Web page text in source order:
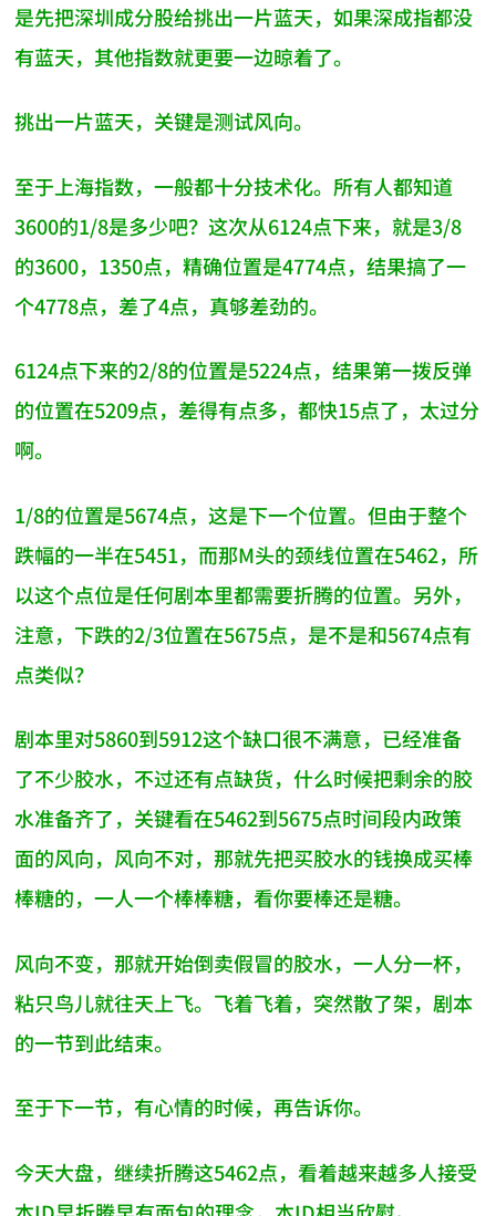
是先把深圳成分股给挑出一片蓝天，如果深成指都没
有蓝天，其他指数就更要一边晾着了。
挑出一片蓝天，关键是测试风向。
至于上海指数，一般都十分技术化。所有人都知道
3600的1/8是多少吧？这次从6124点下来，就是3/8
的3600，1350点，精确位置是4774点，结果搞了一
个4778点，差了4点，真够差劲的。
6124点下来的2/8的位置是5224点，结果第一拨反弹
的位置在5209点，差得有点多，都快15点了，太过分
啊。
1/8的位置是5674点，这是下一个位置。但由于整个
跌幅的一半在5451，而那M头的颈线位置在5462，所
以这个点位是任何剧本里都需要折腾的位置。另外，
注意，下跌的2/3位置在5675点，是不是和5674点有
点类似？
剧本里对5860到5912这个缺口很不满意，已经准备
了不少胶水，不过还有点缺货，什么时候把剩余的胶
水准备齐了，关键看在5462到5675点时间段内政策
面的风向，风向不对，那就先把买胶水的钱换成买棒
棒糖的，一人一个棒棒糖，看你要棒还是糖。
风向不变，那就开始倒卖假冒的胶水，一人分一杯，
粘只鸟儿就往天上飞。飞着飞着，突然散了架，剧本
的一节到此结束。
至于下一节，有心情的时候，再告诉你。
今天大盘，继续折腾这5462点，看着越来越多人接受